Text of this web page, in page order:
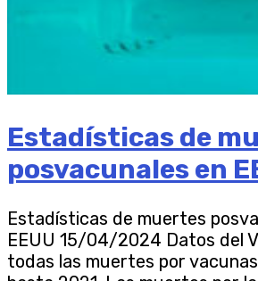
Estadísticas de
posvacunales en
Estadísticas de muertes
EEUU 15/04/2024 Datos del
todas las muertes por